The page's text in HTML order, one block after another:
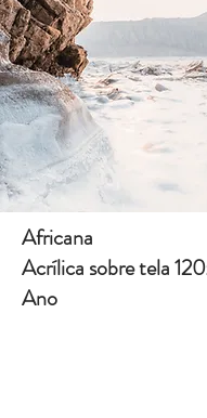
Africana
Acrílica sobre tela
Ano